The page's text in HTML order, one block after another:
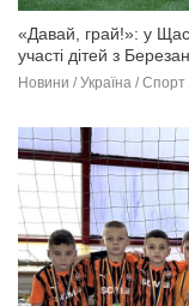
«Давай, грай!»: у
участі дітей з
Новини / Україна / Спорт /